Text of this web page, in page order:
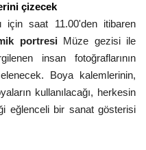
çizecek
saat 11.00'den itibaren
portresi Müze gezisi ile
insan fotoğraflarının
Boya kalemlerinin,
kullanılacağı, herkesin
eğlenceli bir sanat gösterisi